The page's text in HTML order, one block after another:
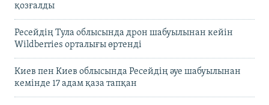
қозғалды
Ресейдің Тула облысында дрон шабуылынан кейін
Wildberries орталығы өртенді
Киев пен Киев облысында Ресейдің әуе шабуылынан
кемінде 17 адам қаза тапқан